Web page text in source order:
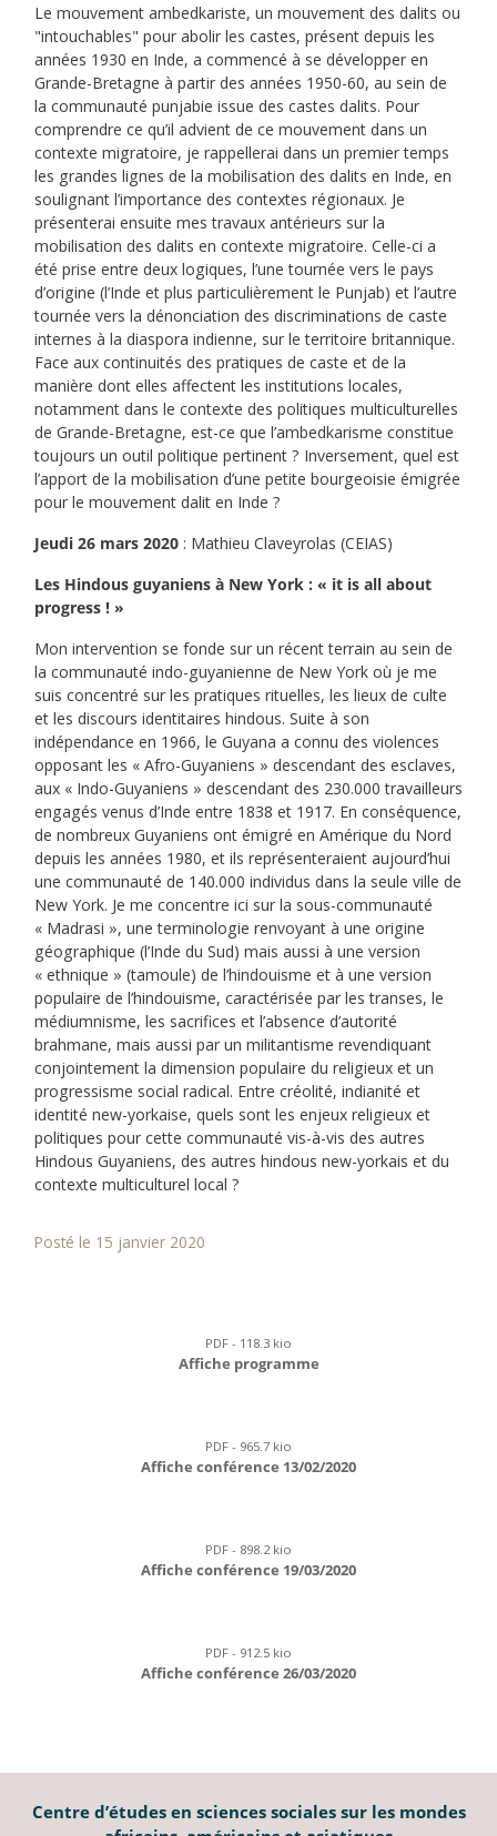
Le mouvement ambedkariste, un mouvement des dalits ou
"intouchables" pour abolir les castes, présent depuis les
années 1930 en Inde, a commencé à se développer en
Grande-Bretagne à partir des années 1950-60, au sein de
la communauté punjabie issue des castes dalits. Pour
comprendre ce qu’il advient de ce mouvement dans un
contexte migratoire, je rappellerai dans un premier temps
les grandes lignes de la mobilisation des dalits en Inde, en
soulignant l’importance des contextes régionaux. Je
présenterai ensuite mes travaux antérieurs sur la
mobilisation des dalits en contexte migratoire. Celle-ci a
été prise entre deux logiques, l’une tournée vers le pays
d’origine (l’Inde et plus particulièrement le Punjab) et l’autre
tournée vers la dénonciation des discriminations de caste
internes à la diaspora indienne, sur le territoire britannique.
Face aux continuités des pratiques de caste et de la
manière dont elles affectent les institutions locales,
notamment dans le contexte des politiques multiculturelles
de Grande-Bretagne, est-ce que l’ambedkarisme constitue
toujours un outil politique pertinent ? Inversement, quel est
l’apport de la mobilisation d’une petite bourgeoisie émigrée
pour le mouvement dalit en Inde ?
Jeudi 26 mars 2020 : Mathieu Claveyrolas (CEIAS)
Les Hindous guyaniens à New York : « it is all about
progress ! »
Mon intervention se fonde sur un récent terrain au sein de
la communauté indo-guyanienne de New York où je me
suis concentré sur les pratiques rituelles, les lieux de culte
et les discours identitaires hindous. Suite à son
indépendance en 1966, le Guyana a connu des violences
opposant les « Afro-Guyaniens » descendant des esclaves,
aux « Indo-Guyaniens » descendant des 230.000 travailleurs
engagés venus d’Inde entre 1838 et 1917. En conséquence,
de nombreux Guyaniens ont émigré en Amérique du Nord
depuis les années 1980, et ils représenteraient aujourd’hui
une communauté de 140.000 individus dans la seule ville de
New York. Je me concentre ici sur la sous-communauté
« Madrasi », une terminologie renvoyant à une origine
géographique (l’Inde du Sud) mais aussi à une version
« ethnique » (tamoule) de l’hindouisme et à une version
populaire de l’hindouisme, caractérisée par les transes, le
médiumnisme, les sacrifices et l’absence d’autorité
brahmane, mais aussi par un militantisme revendiquant
conjointement la dimension populaire du religieux et un
progressisme social radical. Entre créolité, indianité et
identité new-yorkaise, quels sont les enjeux religieux et
politiques pour cette communauté vis-à-vis des autres
Hindous Guyaniens, des autres hindous new-yorkais et du
contexte multiculturel local ?
Posté le 15 janvier 2020
PDF - 118.3 kio
Affiche programme
PDF - 965.7 kio
Affiche conférence 13/02/2020
PDF - 898.2 kio
Affiche conférence 19/03/2020
PDF - 912.5 kio
Affiche conférence 26/03/2020
Centre d’études en sciences sociales sur les mondes